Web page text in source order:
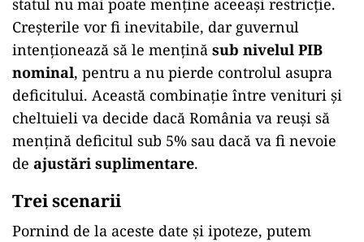
statul nu mai poate menține aceeași restricție.
Creșterile vor fi inevitabile, dar guvernul
intenționează să le mențină sub nivelul PIB
nominal, pentru a nu pierde controlul asupra
deficitului. Această combinație între venituri și
cheltuieli va decide dacă România va reuși să
mențină deficitul sub 5% sau dacă va fi nevoie
de ajustări suplimentare.
Trei scenarii
Pornind de la aceste date și ipoteze, putem